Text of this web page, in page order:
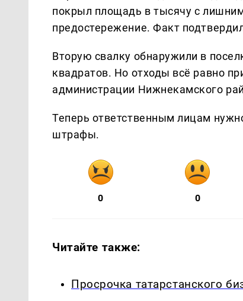
покрыл площадь в тысячу с
предостережение. Факт
Вторую свалку обнаружили в
квадратов. Но отходы всё равно
администрации Нижнекамского
Теперь ответственным лицам
штрафы.
0 0
Читайте также:
Просрочка татарстанского